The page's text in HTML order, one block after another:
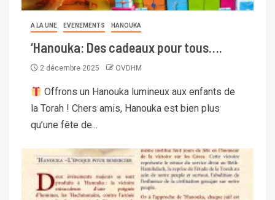
A LA UNE EVENEMENTS HANOUKA
‘Hanouka: Des cadeaux pour tous….
2 décembre 2025 OVDHM
Offrons un Hanouka lumineux aux enfants de
la Torah ! Chers amis, Hanouka est bien plus
qu’une fête de...